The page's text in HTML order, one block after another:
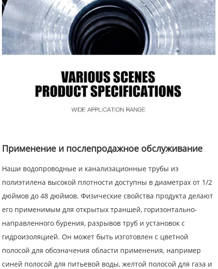
Применение и послепродажное обслуживание
Наши водопроводные и канализационные трубы из
полиэтилена высокой плотности доступны в диаметрах от 1/2
дюймов до 48 дюймов. Физические свойства продукта делают
его применимым для открытых траншей, горизонтально-
направленного бурения, разрывов труб и установок с
гидроизоляцией. Он может быть изготовлен с цветной
полосой для обозначения области применения, например
синей полосой для питьевой воды, желтой полосой для газа и